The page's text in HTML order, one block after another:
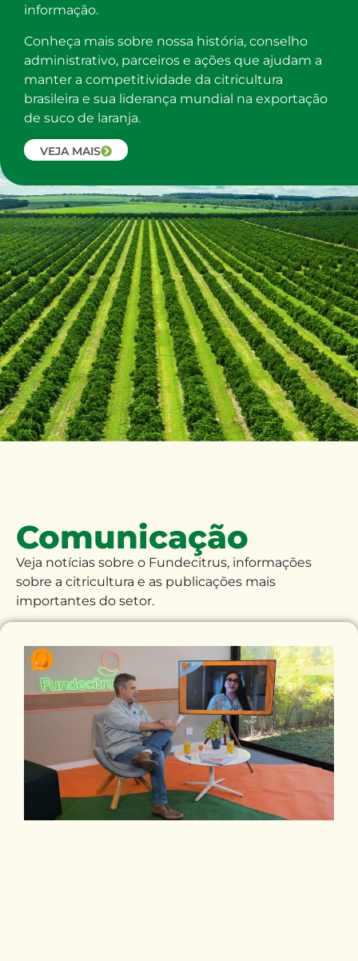
informação.
Conheça mais sobre nossa história, conselho
administrativo, parceiros e ações que ajudam a
manter a competitividade da citricultura
brasileira e sua liderança mundial na exportação
de suco de laranja.
VEJA MAIS
Comunicação
Veja notícias sobre o Fundecitrus, informações
sobre a citricultura e as publicações mais
importantes do setor.